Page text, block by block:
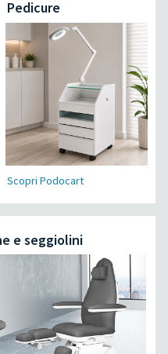
Pedicure
Scopri Podocart
e seggiolini